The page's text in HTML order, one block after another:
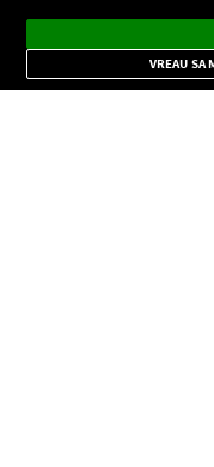
Dark
Mode
Radio live,
importante.
VREAU SA